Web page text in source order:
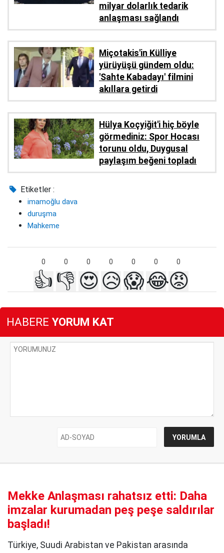
milyar dolarlık tedarik
anlaşması sağlandı
Miçotakis'in Külliye
yürüyüşü gündem oldu:
'Sahte Kabadayı' filmini
akıllara getirdi
Hülya Koçyiğit'i hiç böyle
görmediniz: Spor Hocası
torunu oldu, Duygusal
paylaşım beğeni topladı
Etiketler :
imamoğlu dava
duruşma
Mahkeme
0 0 0 0 0 0 0
👍 👎 😍😥😱😂😡
HABERE YORUM KAT
Mekke Anlaşması rahatsız etti: Daha
imzalar kurumadan peş peşe saldırılar
başladı!
Türkiye, Suudi Arabistan ve Pakistan arasında